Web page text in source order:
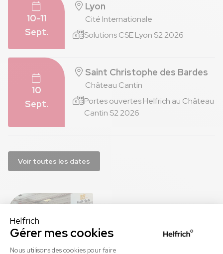
10-11
Sept.
Lyon
Cité Internationale
Solutions CSE Lyon S2 2026
10
Sept.
Saint Christophe des Bardes
Château Cantin
Portes ouvertes Helfrich au Château
Cantin S2 2026
Voir toutes les dates